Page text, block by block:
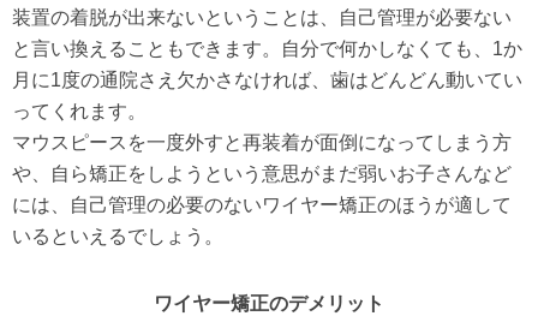
装置の着脱が出来ないということは、自己管理が必要ない
と言い換えることもできます。自分で何かしなくても、1か
月に1度の通院さえ欠かさなければ、歯はどんどん動いてい
ってくれます。
マウスピースを一度外すと再装着が面倒になってしまう方
や、自ら矯正をしようという意思がまだ弱いお子さんなど
には、自己管理の必要のないワイヤー矯正のほうが適して
いるといえるでしょう。
ワイヤー矯正のデメリット